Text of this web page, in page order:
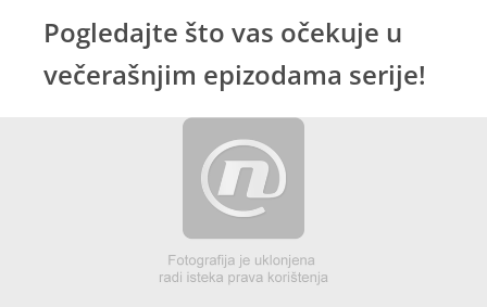
Pogledajte što vas očekuje u
večerašnjim epizodama serije!